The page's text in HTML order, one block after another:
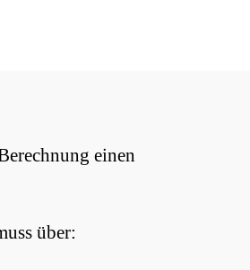
einen
über: